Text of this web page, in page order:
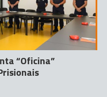
“Oficina”